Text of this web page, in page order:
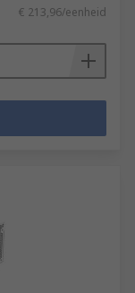
€ 213,96/eenheid